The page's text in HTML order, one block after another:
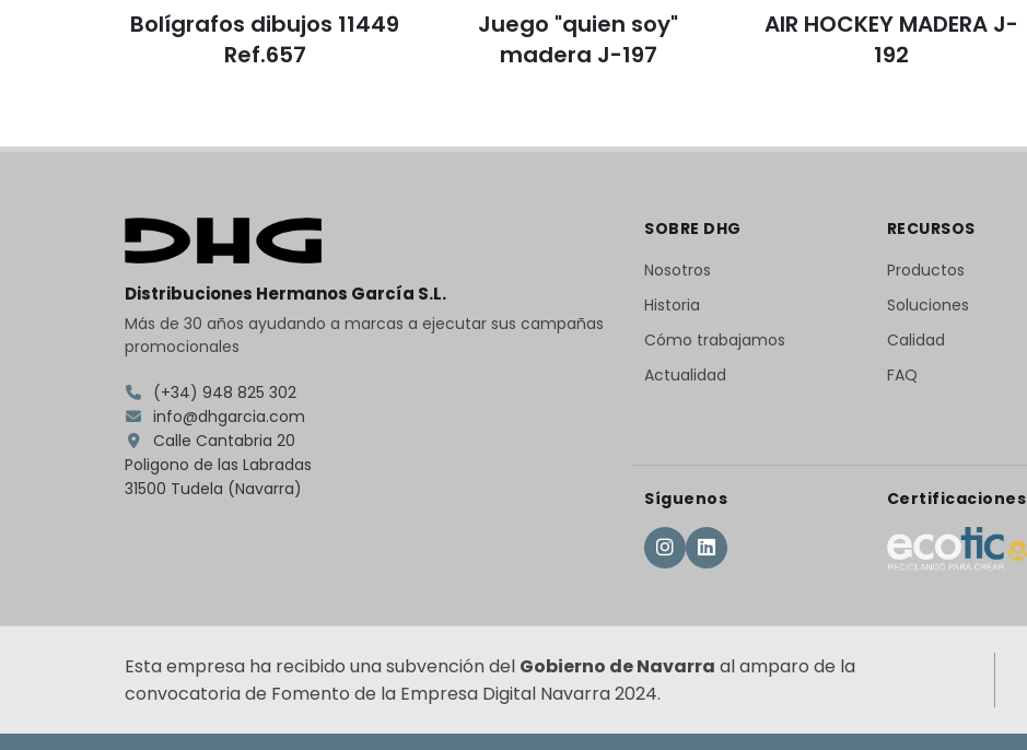
Bolígrafos dibujos 11449
Ref.657
Juego "quien soy"
madera J-197
AIR HOCKEY MADERA J-
192
Distribuciones Hermanos García S.L.
Más de 30 años ayudando a marcas a ejecutar sus campañas
promocionales
(+34) 948 825 302
info@dhgarcia.com
Calle Cantabria 20
Poligono de las Labradas
31500 Tudela (Navarra)
SOBRE DHG
Nosotros
Historia
Cómo trabajamos
Actualidad
RECURSOS
Productos
Soluciones
Calidad
FAQ
Síguenos Certificaciones
Esta empresa ha recibido una subvención del Gobierno de Navarra al amparo de la
convocatoria de Fomento de la Empresa Digital Navarra 2024.